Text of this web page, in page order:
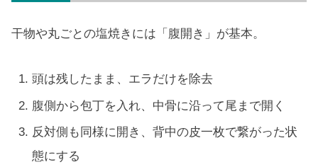
干物や丸ごとの塩焼きには「腹開き」が基本。
頭は残したまま、エラだけを除去
腹側から包丁を入れ、中骨に沿って尾まで開く
反対側も同様に開き、背中の皮一枚で繋がった状
態にする